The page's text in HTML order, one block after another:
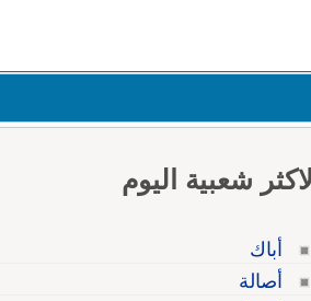
الاكثر شعبية اليوم
أباك
أصالة